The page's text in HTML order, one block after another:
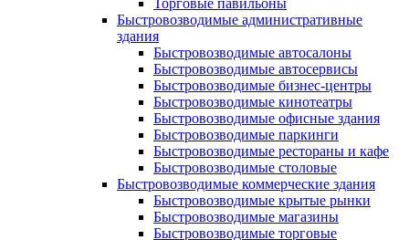
Торговые павильоны
Быстровозводимые административные
здания
Быстровозводимые автосалоны
Быстровозводимые автосервисы
Быстровозводимые бизнес-центры
Быстровозводимые кинотеатры
Быстровозводимые офисные здания
Быстровозводимые паркинги
Быстровозводимые рестораны и кафе
Быстровозводимые столовые
Быстровозводимые коммерческие здания
Быстровозводимые крытые рынки
Быстровозводимые магазины
Быстровозводимые торговые